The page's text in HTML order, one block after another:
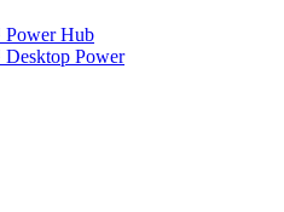
Hub
Power